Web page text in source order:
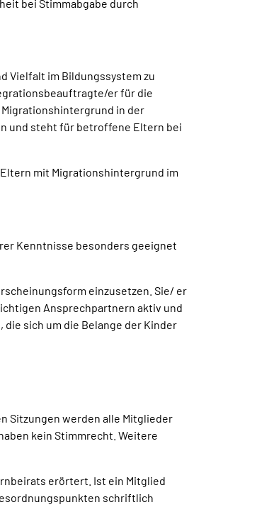
bei Stimmabgabe durch
Vielfalt im Bildungssystem zu
er für die
in der
und steht für betroffene Eltern bei
mit Migrationshintergrund im
Kenntnisse besonders geeignet
einzusetzen. Sie/ er
Ansprechpartnern aktiv und
sich um die Belange der Kinder
Sitzungen werden alle Mitglieder
kein Stimmrecht. Weitere
erörtert. Ist ein Mitglied
schriftlich